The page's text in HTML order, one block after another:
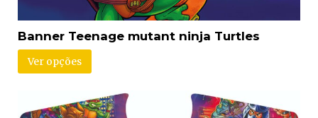
Banner Teenage mutant ninja Turtles
Ver opções